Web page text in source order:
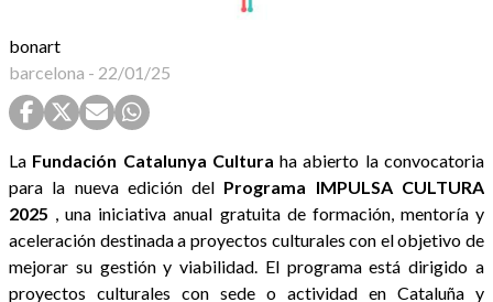
bonart
barcelona - 22/01/25
La Fundación Catalunya Cultura ha abierto la convocatoria
para la nueva edición del Programa IMPULSA CULTURA
2025 , una iniciativa anual gratuita de formación, mentoría y
aceleración destinada a proyectos culturales con el objetivo de
mejorar su gestión y viabilidad. El programa está dirigido a
proyectos culturales con sede o actividad en Cataluña y